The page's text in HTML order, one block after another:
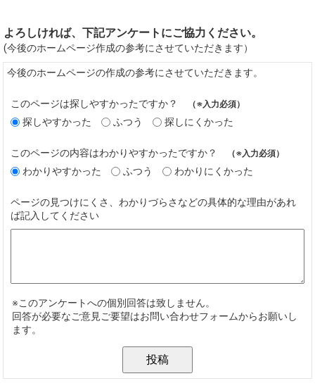
よろしければ、下記アンケートにご協力ください。
(今後のホームページ作成の参考にさせていただきます）
今後のホームページの作成の参考にさせていただきます。
このページは探しやすかったですか？ （※入力必須）
探しやすかった ふつう 探しにくかった
このページの内容はわかりやすかったですか？ （※入力必須）
わかりやすかった ふつう わかりにくかった
ページの見つけにくさ、わかりづらさなどの具体的な理由があれ
ば記入してください
※このアンケートへの個別回答は致しません。
回答が必要なご意見ご要望はお問い合わせフォームからお願いし
ます。